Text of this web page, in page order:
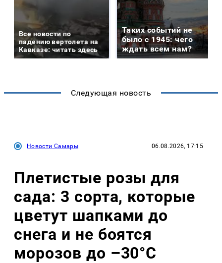
Все новости по
падению вертолета на
Кавказе: читать здесь
Таких событий не
было с 1945: чего
ждать всем нам?
Следующая новость
Новости Самары 06.08.2026, 17:15
Плетистые розы для
сада: 3 сорта, которые
цветут шапками до
снега и не боятся
морозов до –30°C